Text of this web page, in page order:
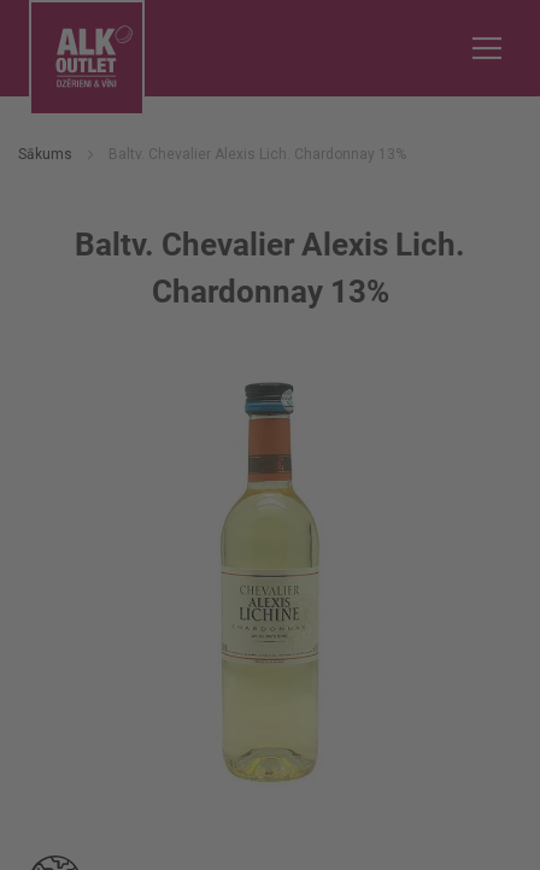
Sākums Baltv. Chevalier Alexis Lich. Chardonnay 13%
Baltv. Chevalier Alexis Lich.
Chardonnay 13%
uz